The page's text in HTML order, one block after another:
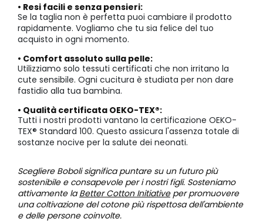
• Resi facili e senza pensieri:
Se la taglia non è perfetta puoi cambiare il prodotto
rapidamente. Vogliamo che tu sia felice del tuo
acquisto in ogni momento.
• Comfort assoluto sulla pelle:
Utilizziamo solo tessuti certificati che non irritano la
cute sensibile. Ogni cucitura è studiata per non dare
fastidio alla tua bambina.
• Qualità certificata OEKO-TEX®:
Tutti i nostri prodotti vantano la certificazione OEKO-
TEX® Standard 100. Questo assicura l'assenza totale di
sostanze nocive per la salute dei neonati.
Scegliere Boboli significa puntare su un futuro più
sostenibile e consapevole per i nostri figli. Sosteniamo
attivamente laBetter Cotton Initiativeper promuovere
una coltivazione del cotone più rispettosa dell'ambiente
e delle persone coinvolte.